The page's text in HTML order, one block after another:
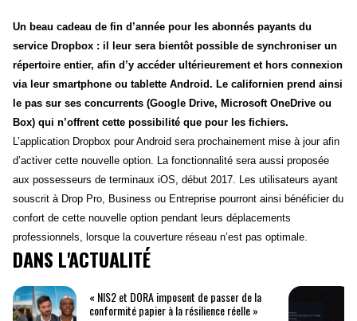
Un beau cadeau de fin d’année pour les abonnés payants du
service Dropbox : il leur sera bientôt possible de synchroniser un
répertoire entier, afin d’y accéder ultérieurement et hors connexion
via leur smartphone ou tablette Android. Le californien prend ainsi
le pas sur ses concurrents (Google Drive, Microsoft OneDrive ou
Box) qui n’offrent cette possibilité que pour les fichiers.
L’application Dropbox pour Android sera prochainement mise à jour afin
d’activer cette nouvelle option. La fonctionnalité sera aussi proposée
aux possesseurs de terminaux iOS, début 2017. Les utilisateurs ayant
souscrit à Drop Pro, Business ou Entreprise pourront ainsi bénéficier du
confort de cette nouvelle option pendant leurs déplacements
professionnels, lorsque la couverture réseau n’est pas optimale.
DANS L'ACTUALITÉ
« NIS2 et DORA imposent de passer de la
conformité papier à la résilience réelle »